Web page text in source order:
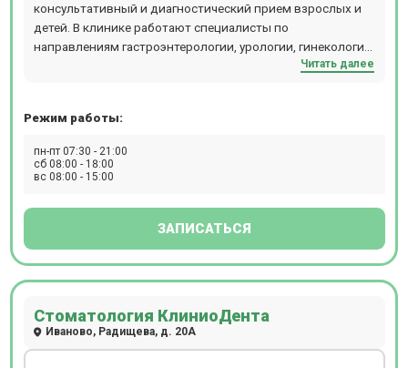
консультативный и диагностический прием взрослых и
детей. В клинике работают специалисты по
направлениям гастроэнтерологии, урологии, гинекологии,
кардиологии, неврологии, терапии и т.д. ПриемЧитать далее
Режим работы:
пн-пт 07:30 - 21:00
сб 08:00 - 18:00
вс 08:00 - 15:00
ЗАПИСАТЬСЯ
Стоматология КлиниоДента
Иваново, Радищева, д. 20А